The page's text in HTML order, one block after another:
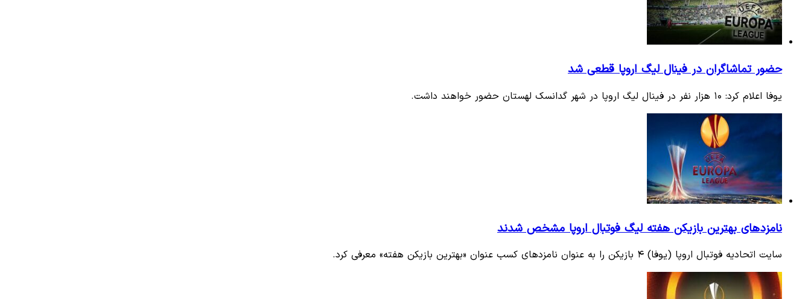
حضور تماشاگران در فینال لیگ اروپا قطعی شد
یوفا اعلام کرد: ۱۰ هزار نفر در فینال لیگ اروپا در شهر گدانسک لهستان حضور خواهند داشت.
نامزد‌های بهترین بازیکن هفته لیگ فوتبال اروپا مشخص شدند
سایت اتحادیه فوتبال اروپا (یوفا) ۴ بازیکن را به عنوان نامزد‌های کسب عنوان «بهترین بازیکن هفته» معرفی کرد.